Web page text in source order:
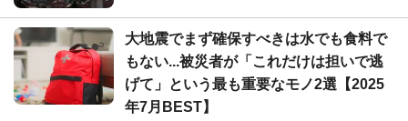
大地震でまず確保すべきは水でも食料で
もない...被災者が「これだけは担いで逃
げて」という最も重要なモノ2選【2025
年7月BEST】